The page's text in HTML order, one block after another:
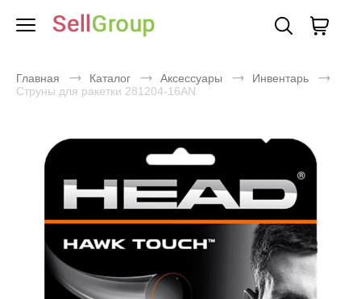
Главная Каталог Аксессуары
Инвентарь
Струны для ракетки 281204-16AN